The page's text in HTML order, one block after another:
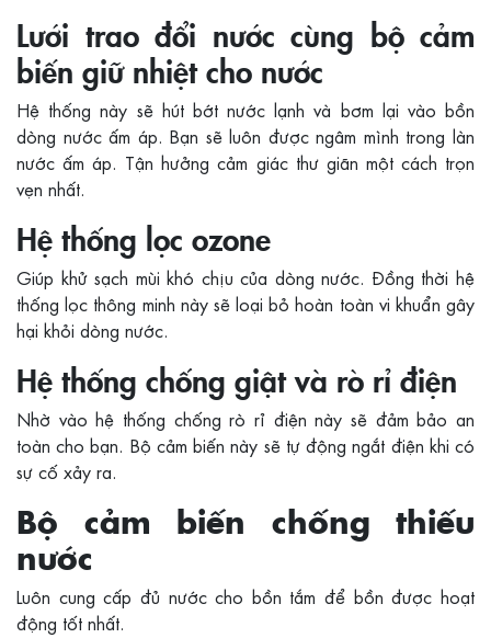
Lưới trao đổi nước cùng bộ cảm
biến giữ nhiệt cho nước
Hệ thống này sẽ hút bớt nước lạnh và bơm lại vào bồn
dòng nước ấm áp. Bạn sẽ luôn được ngâm mình trong làn
nước ấm áp. Tận hưởng cảm giác thư giãn một cách trọn
vẹn nhất.
Hệ thống lọc ozone
Giúp khử sạch mùi khó chịu của dòng nước. Đồng thời hệ
thống lọc thông minh này sẽ loại bỏ hoàn toàn vi khuẩn gây
hại khỏi dòng nước.
Hệ thống chống giật và rò rỉ điện
Nhờ vào hệ thống chống rò rỉ điện này sẽ đảm bảo an
toàn cho bạn. Bộ cảm biến này sẽ tự động ngắt điện khi có
sự cố xảy ra.
Bộ cảm biến chống thiếu
nước
Luôn cung cấp đủ nước cho bồn tắm để bồn được hoạt
động tốt nhất.